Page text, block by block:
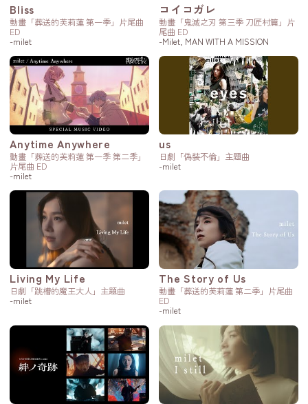
Bliss
動畫「葬送的芙莉蓮 第一季」片尾曲
ED
-milet
コイコガレ
動畫「鬼滅之刃 第三季 刀匠村篇」片
尾曲 ED
-Milet, MAN WITH A MISSION
Anytime Anywhere
動畫「葬送的芙莉蓮 第一季 第二季」
片尾曲 ED
-milet
us
日劇「偽裝不倫」主題曲
-milet
Living My Life
日劇「跳槽的魔王大人」主題曲
-milet
The Story of Us
動畫「葬送的芙莉蓮 第二季」片尾曲
ED
-milet